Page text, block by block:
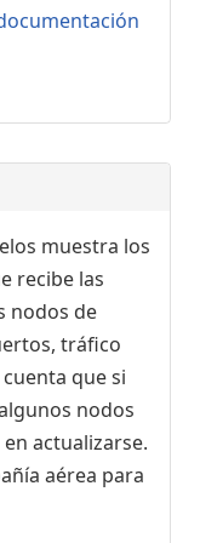
muestra los
recibe las
nodos de
tráfico
que si
nodos
actualizarse.
aérea para